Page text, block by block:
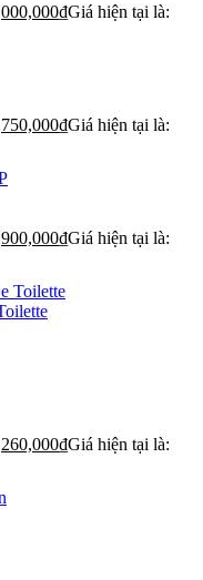
₫Giá hiện tại là:
₫Giá hiện tại là:
₫Giá hiện tại là:
₫Giá hiện tại là: